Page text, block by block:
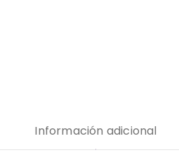
Información adicional